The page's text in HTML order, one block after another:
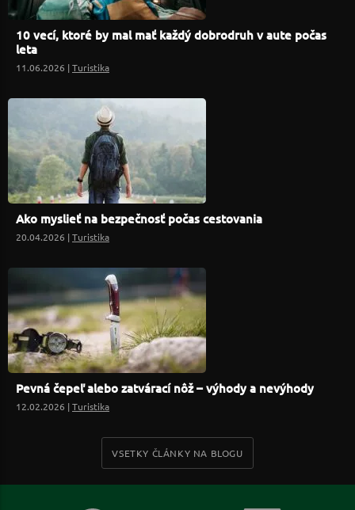
10 vecí, ktoré by mal mať každý dobrodruh v aute počas
leta
11.06.2026 |Turistika
Ako myslieť na bezpečnosť počas cestovania
20.04.2026 |Turistika
Pevná čepeľ alebo zatvárací nôž – výhody a nevýhody
12.02.2026 |Turistika
VSETKY ČLÁNKY NA BLOGU